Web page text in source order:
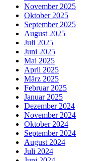
November 2025
Oktober 2025
September 2025
August 2025
Juli 2025
Juni 2025
Mai 2025
April 2025
März 2025
Februar 2025
Januar 2025
Dezember 2024
November 2024
Oktober 2024
September 2024
August 2024
Juli 2024